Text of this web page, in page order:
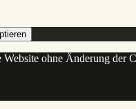
ohne Änderung der